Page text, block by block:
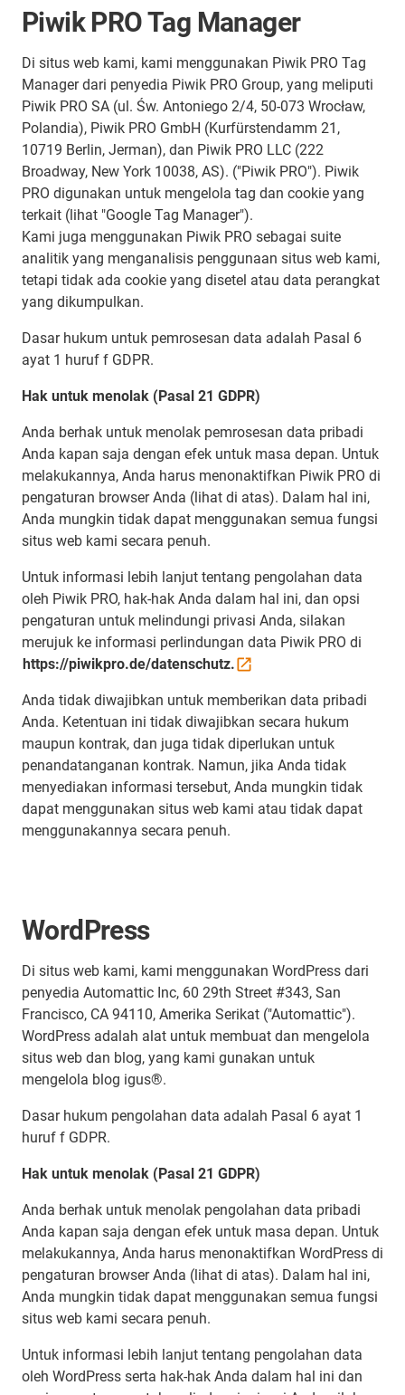
Piwik PRO Tag Manager
Di situs web kami, kami menggunakan Piwik PRO Tag
Manager dari penyedia Piwik PRO Group, yang meliputi
Piwik PRO SA (ul. Św. Antoniego 2/4, 50-073 Wrocław,
Polandia), Piwik PRO GmbH (Kurfürstendamm 21,
10719 Berlin, Jerman), dan Piwik PRO LLC (222
Broadway, New York 10038, AS). ("Piwik PRO"). Piwik
PRO digunakan untuk mengelola tag dan cookie yang
terkait (lihat "Google Tag Manager").
Kami juga menggunakan Piwik PRO sebagai suite
analitik yang menganalisis penggunaan situs web kami,
tetapi tidak ada cookie yang disetel atau data perangkat
yang dikumpulkan.
Dasar hukum untuk pemrosesan data adalah Pasal 6
ayat 1 huruf f GDPR.
Hak untuk menolak (Pasal 21 GDPR)
Anda berhak untuk menolak pemrosesan data pribadi
Anda kapan saja dengan efek untuk masa depan. Untuk
melakukannya, Anda harus menonaktifkan Piwik PRO di
pengaturan browser Anda (lihat di atas). Dalam hal ini,
Anda mungkin tidak dapat menggunakan semua fungsi
situs web kami secara penuh.
Untuk informasi lebih lanjut tentang pengolahan data
oleh Piwik PRO, hak-hak Anda dalam hal ini, dan opsi
pengaturan untuk melindungi privasi Anda, silakan
merujuk ke informasi perlindungan data Piwik PRO di
https://piwikpro.de/datenschutz.
Anda tidak diwajibkan untuk memberikan data pribadi
Anda. Ketentuan ini tidak diwajibkan secara hukum
maupun kontrak, dan juga tidak diperlukan untuk
penandatanganan kontrak. Namun, jika Anda tidak
menyediakan informasi tersebut, Anda mungkin tidak
dapat menggunakan situs web kami atau tidak dapat
menggunakannya secara penuh.
WordPress
Di situs web kami, kami menggunakan WordPress dari
penyedia Automattic Inc, 60 29th Street #343, San
Francisco, CA 94110, Amerika Serikat ("Automattic").
WordPress adalah alat untuk membuat dan mengelola
situs web dan blog, yang kami gunakan untuk
mengelola blog igus®.
Dasar hukum pengolahan data adalah Pasal 6 ayat 1
huruf f GDPR.
Hak untuk menolak (Pasal 21 GDPR)
Anda berhak untuk menolak pengolahan data pribadi
Anda kapan saja dengan efek untuk masa depan. Untuk
melakukannya, Anda harus menonaktifkan WordPress di
pengaturan browser Anda (lihat di atas). Dalam hal ini,
Anda mungkin tidak dapat menggunakan semua fungsi
situs web kami secara penuh.
Untuk informasi lebih lanjut tentang pengolahan data
oleh WordPress serta hak-hak Anda dalam hal ini dan